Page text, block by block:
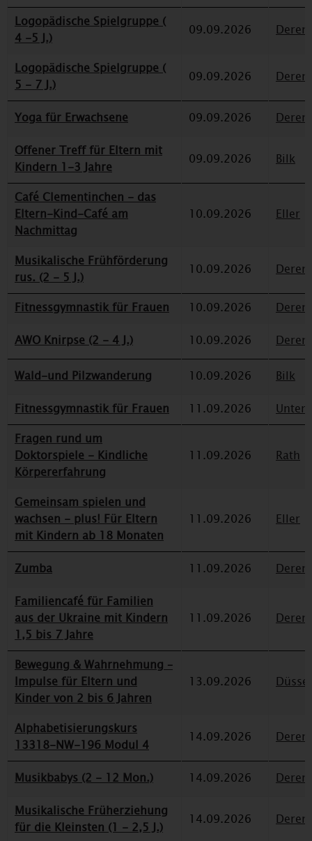
Logopädische Spielgruppe (
4 -5 J.)
09.09.2026
Logopädische Spielgruppe (
5 - 7 J.)
09.09.2026
Yoga für Erwachsene 09.09.2026
Offener Treff für Eltern mit
Kindern 1-3 Jahre
09.09.2026 Bilk
Café Clementinchen - das
Eltern-Kind-Café am
Nachmittag
10.09.2026 Eller
Musikalische Frühförderung
rus. (2 - 5 J.)
10.09.2026
Fitnessgymnastik für Frauen 10.09.2026
AWO Knirpse (2 - 4 J.)
10.09.2026
Wald-und Pilzwanderung 10.09.2026
Bilk
Fitnessgymnastik für Frauen
11.09.2026
Fragen rund um
Doktorspiele - Kindliche
Körpererfahrung
11.09.2026 Rath
Gemeinsam spielen und
wachsen - plus! Für Eltern
mit Kindern ab 18 Monaten
11.09.2026 Eller
Zumba 11.09.2026
Familiencafé für Familien
aus der Ukraine mit Kindern
1,5 bis 7 Jahre
11.09.2026
Bewegung & Wahrnehmung –
Impulse für Eltern und
Kinder von 2 bis 6 Jahren
13.09.2026
Alphabetisierungskurs
13318-NW-196 Modul 4
14.09.2026
Musikbabys (2 - 12 Mon.) 14.09.2026
Musikalische Früherziehung
für die Kleinsten (1 - 2,5 J.)
14.09.2026